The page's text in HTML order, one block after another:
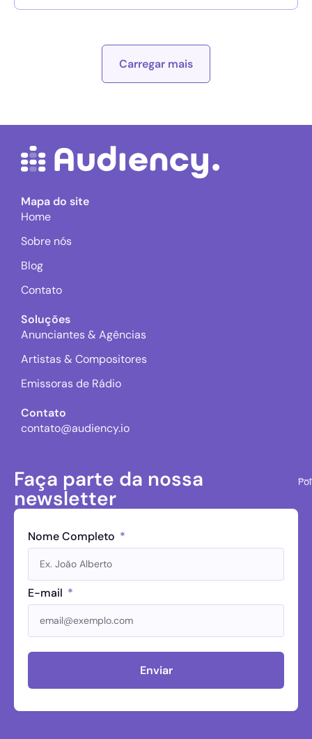
Carregar mais
Mapa do site
Home
Sobre nós
Blog
Contato
Soluções
Anunciantes & Agências
Artistas & Compositores
Emissoras de Rádio
Contato
contato@audiency.io
Faça parte da nossa
newsletter
Nome Completo
E-mail
Enviar